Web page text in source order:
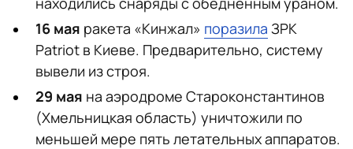
16 мая ракета «Кинжал» поразила ЗРК
Patriot в Киеве. Предварительно, систему
вывели из строя.
29 мая на аэродроме Староконстантинов
(Хмельницкая область) уничтожили по
меньшей мере пять летательных аппаратов.